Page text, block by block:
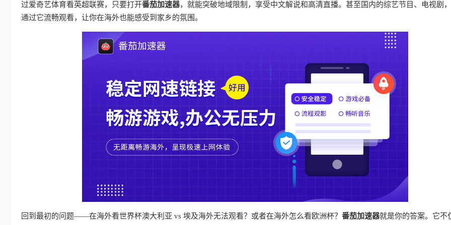
过爱奇艺体育看英超联赛，只要打开番茄加速器，就能突破地域限制，享受中文解说和高清直播。甚至国内的综艺节目、电视剧
通过它流畅观看，让你在海外也能感受到家乡的氛围。
回到最初的问题——在海外看世界杯澳大利亚 vs 埃及海外无法观看？或者在海外怎么看欧洲杯？ 番茄加速器就是你的答案。它不